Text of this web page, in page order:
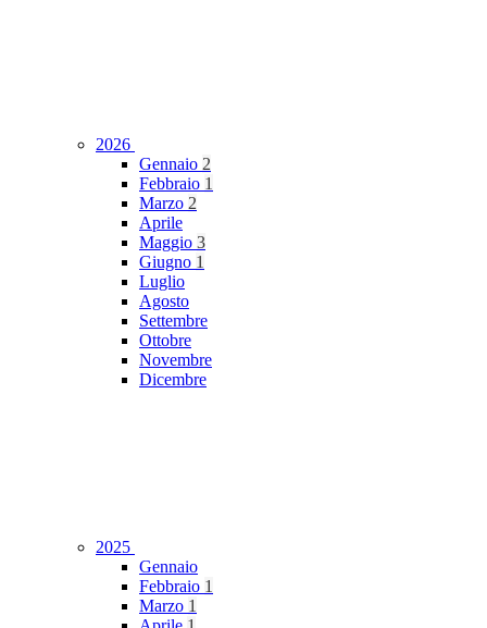
2026
Gennaio 2
Febbraio 1
Marzo 2
Aprile
Maggio 3
Giugno 1
Luglio
Agosto
Settembre
Ottobre
Novembre
Dicembre
2025
Gennaio
Febbraio 1
Marzo 1